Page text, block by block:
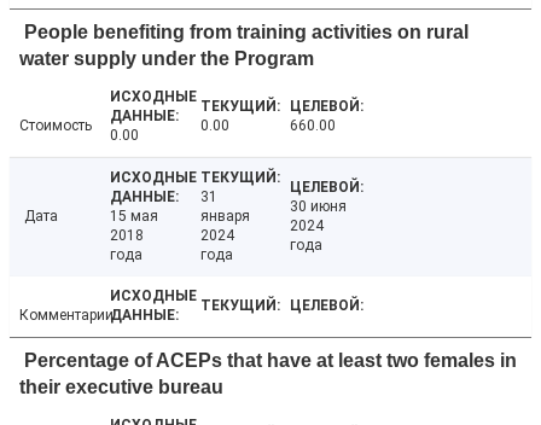
People benefiting from training activities on rural
water supply under the Program
Стоимость
0.00
0.00 660.00
Дата
15 мая
2018
года
31
января
2024
года
30 июня
2024
года
Комментарии
Percentage of ACEPs that have at least two females in
their executive bureau